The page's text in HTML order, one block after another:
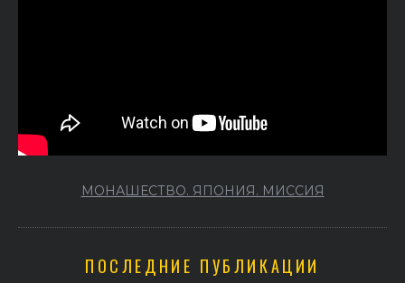
МОНАШЕСТВО. ЯПОНИЯ. МИССИЯ
ПОСЛЕДНИЕ ПУБЛИКАЦИИ